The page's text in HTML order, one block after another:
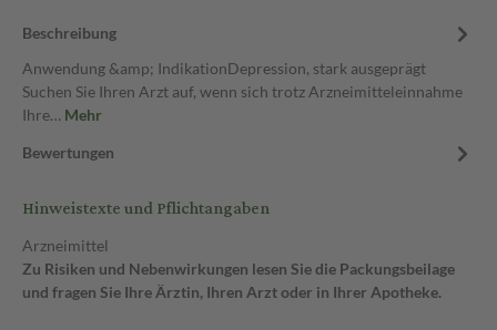
Beschreibung
Anwendung &amp; IndikationDepression, stark ausgeprägt
Suchen Sie Ihren Arzt auf, wenn sich trotz Arzneimitteleinnahme
Ihre… Mehr
Bewertungen
Hinweistexte und Pflichtangaben
Arzneimittel
Zu Risiken und Nebenwirkungen lesen Sie die Packungsbeilage
und fragen Sie Ihre Ärztin, Ihren Arzt oder in Ihrer Apotheke.